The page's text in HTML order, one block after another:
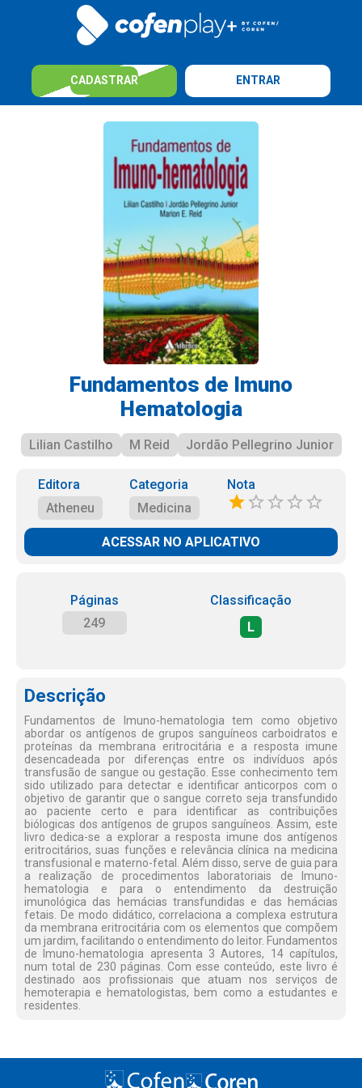
CADASTRAR ENTRAR
Fundamentos de Imuno
Hematologia
Lilian Castilho M Reid Jordão Pellegrino Junior
Editora
Atheneu
Categoria
Medicina
Nota
ACESSAR NO APLICATIVO
Páginas
249
Classificação
L
Descrição
Fundamentos de Imuno-hematologia tem como objetivo
abordar os antígenos de grupos sanguíneos carboidratos e
proteínas da membrana eritrocitária e a resposta imune
desencadeada por diferenças entre os indivíduos após
transfusão de sangue ou gestação. Esse conhecimento tem
sido utilizado para detectar e identificar anticorpos com o
objetivo de garantir que o sangue correto seja transfundido
ao paciente certo e para identificar as contribuições
biólogicas dos antígenos de grupos sanguíneos. Assim, este
livro dedica-se a explorar a resposta imune dos antígenos
eritrocitários, suas funções e relevância clínica na medicina
transfusional e materno-fetal. Além disso, serve de guia para
a realização de procedimentos laboratoriais de Imuno-
hematologia e para o entendimento da destruição
imunológica das hemácias transfundidas e das hemácias
fetais. De modo didático, correlaciona a complexa estrutura
da membrana eritrocitária com os elementos que compõem
um jardim, facilitando o entendimento do leitor. Fundamentos
de Imuno-hematologia apresenta 3 Autores, 14 capítulos,
num total de 230 páginas. Com esse conteúdo, este livro é
destinado aos profissionais que atuam nos serviços de
hemoterapia e hematologistas, bem como a estudantes e
residentes.